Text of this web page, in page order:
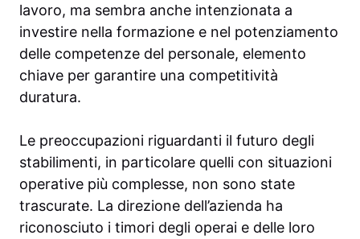
lavoro, ma sembra anche intenzionata a
investire nella formazione e nel potenziamento
delle competenze del personale, elemento
chiave per garantire una competitività
duratura.
Le preoccupazioni riguardanti il futuro degli
stabilimenti, in particolare quelli con situazioni
operative più complesse, non sono state
trascurate. La direzione dell’azienda ha
riconosciuto i timori degli operai e delle loro